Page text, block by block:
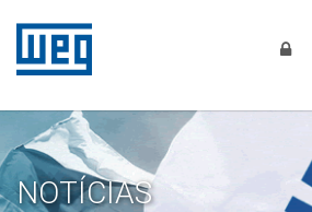
NOTÍCIAS